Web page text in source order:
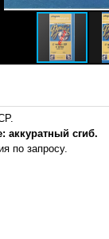
аккуратный сгиб.
по запросу.